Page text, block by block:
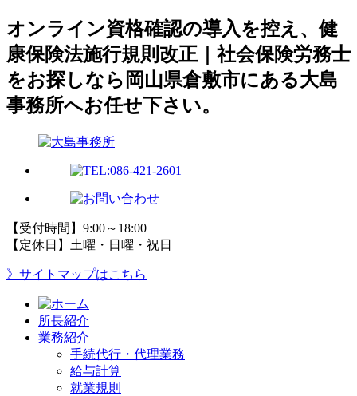
オンライン資格確認の導入を控え、健
康保険法施行規則改正｜社会保険労務士
をお探しなら岡山県倉敷市にある大島
事務所へお任せ下さい。
【受付時間】9:00～18:00
【定休日】土曜・日曜・祝日
》サイトマップはこちら
所長紹介
業務紹介
手続代行・代理業務
給与計算
就業規則